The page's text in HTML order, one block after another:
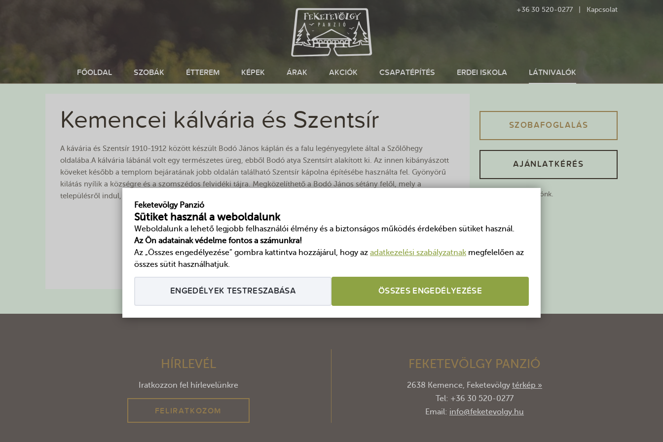
Feketevölgy Panzió
Sütiket használ a weboldalunk
Weboldalunk a lehető legjobb felhasználói élmény és a biztonságos működés érdekében sütiket használ.
Az Ön adatainak védelme fontos a számunkra!
Az „Összes engedélyezése” gombra kattintva hozzájárul, hogy az adatkezelési szabályzatnak megfelelően az
összes sütit használhatjuk.
ÖSSZES ENGEDÉLYEZÉSE
ENGEDÉLYEK TESTRESZABÁSA
+36 30 520-0277 | Kapcsolat
FŐOLDAL SZOBÁK ÉTTEREM KÉPEK ÁRAK AKCIÓK CSAPATÉPÍTÉS ERDEI ISKOLA LÁTNIVALÓK
Kemencei kálvária és Szentsír
A kávária és Szentsír 1910-1912 között készült Bodó János káplán és a falu legényegylete által a Szőlőhegy
oldalába.A kálvária lábánál volt egy természetes üreg, ebből Bodó atya Szentsírt alakított ki. Az innen kibányászott
köveket később a templom bejáratának jobb oldalán található Szentsír kápolna építésébe használta fel. Gyönyörű
kilátás nyílik a községre és a szomszédos felvidéki tájra. Megközelíthető a Bodó János sétány felől, mely a
településről indul, végigvonul a Szőlőhegy oldalában a pincesorok előtt.
Ossza meg barátaival, ismerőseivel
SZOBAFOGLALÁS
AJÁNLATKÉRÉS
Jelenleg nincs akciónk.
HÍRLEVÉL
Iratkozzon fel hírlevelünkre
FELIRATKOZOM
FEKETEVÖLGY PANZIÓ
2638 Kemence, Feketevölgy térkép »
Tel: +36 30 520-0277
Email: info@feketevolgy.hu